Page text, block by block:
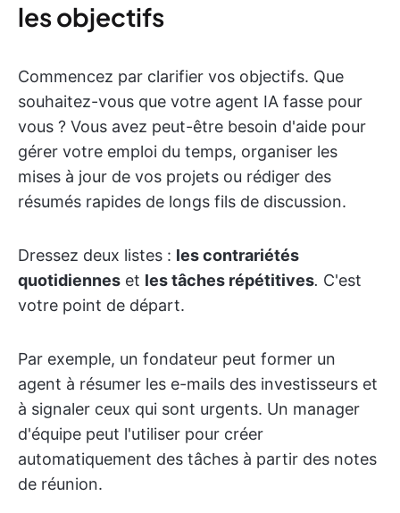
les objectifs
Commencez par clarifier vos objectifs. Que
souhaitez-vous que votre agent IA fasse pour
vous ? Vous avez peut-être besoin d'aide pour
gérer votre emploi du temps, organiser les
mises à jour de vos projets ou rédiger des
résumés rapides de longs fils de discussion.
Dressez deux listes : les contrariétés
quotidiennes et les tâches répétitives. C'est
votre point de départ.
Par exemple, un fondateur peut former un
agent à résumer les e-mails des investisseurs et
à signaler ceux qui sont urgents. Un manager
d'équipe peut l'utiliser pour créer
automatiquement des tâches à partir des notes
de réunion.